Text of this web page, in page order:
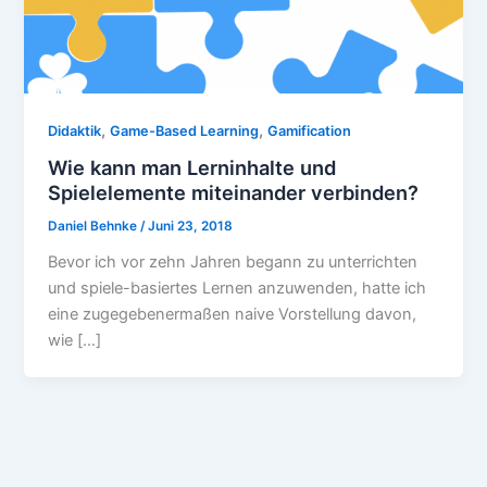
Didaktik,Game-Based Learning,Gamification
Wie kann man Lerninhalte und
Spielelemente miteinander verbinden?
Daniel Behnke/Juni 23, 2018
Bevor ich vor zehn Jahren begann zu unterrichten
und spiele-basiertes Lernen anzuwenden, hatte ich
eine zugegebenermaßen naive Vorstellung davon,
wie […]